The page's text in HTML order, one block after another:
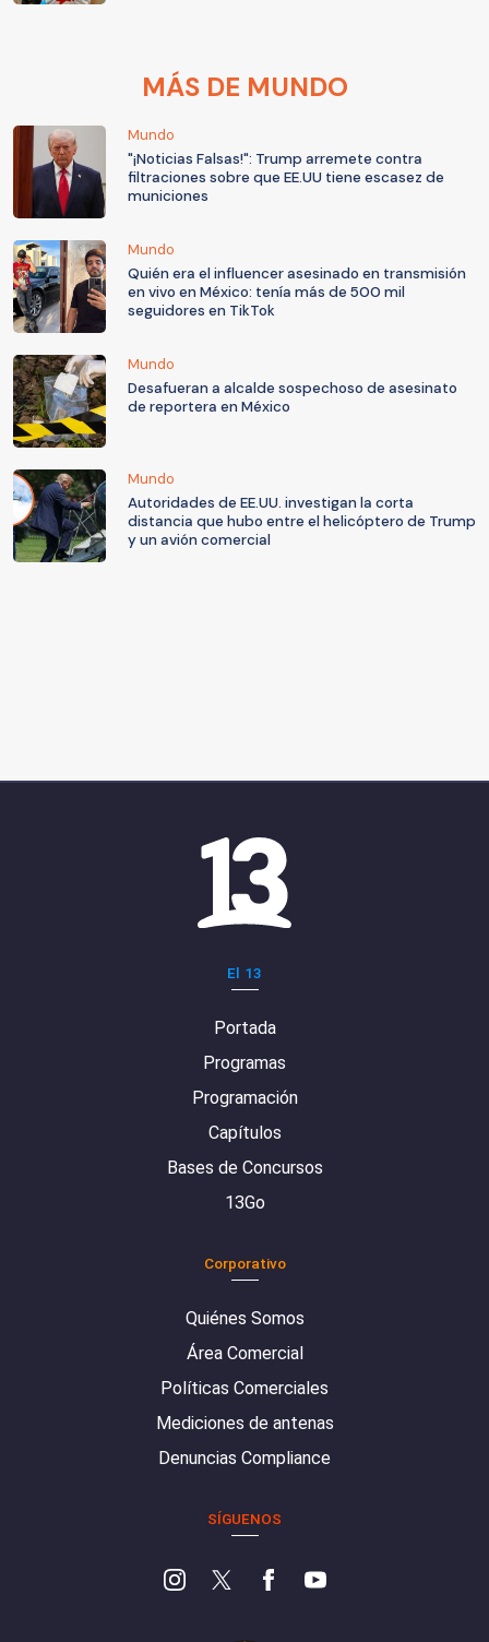
MÁS DE MUNDO
Mundo
"¡Noticias Falsas!": Trump arremete contra
filtraciones sobre que EE.UU tiene escasez de
municiones
Mundo
Quién era el influencer asesinado en transmisión
en vivo en México: tenía más de 500 mil
seguidores en TikTok
Mundo
Desafueran a alcalde sospechoso de asesinato
de reportera en México
Mundo
Autoridades de EE.UU. investigan la corta
distancia que hubo entre el helicóptero de Trump
y un avión comercial
El 13
Portada
Programas
Programación
Capítulos
Bases de Concursos
13Go
Corporativo
Quiénes Somos
Área Comercial
Políticas Comerciales
Mediciones de antenas
Denuncias Compliance
SÍGUENOS